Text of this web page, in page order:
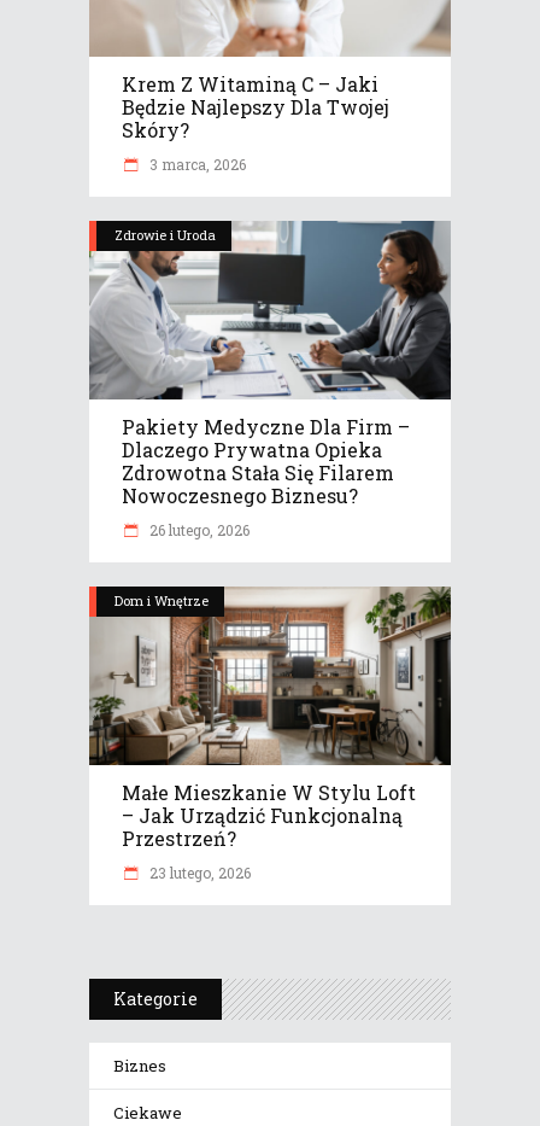
Krem Z Witaminą C – Jaki
Będzie Najlepszy Dla Twojej
Skóry?
3 marca, 2026
Zdrowie i Uroda
Pakiety Medyczne Dla Firm –
Dlaczego Prywatna Opieka
Zdrowotna Stała Się Filarem
Nowoczesnego Biznesu?
26 lutego, 2026
Dom i Wnętrze
Małe Mieszkanie W Stylu Loft
– Jak Urządzić Funkcjonalną
Przestrzeń?
23 lutego, 2026
Kategorie
Biznes
Ciekawe